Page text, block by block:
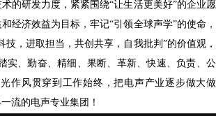
的研发力度，紧紧围绕“让生活更美好”的企业愿
经济效益为目标，牢记“引领全球声学”的使命，
技，进取担当，共创共享，自我批判”的价值观，
实、勤奋、精细、果断、革新、快速、负责、公
作风贯穿到工作始终，把电声产业逐步做大做
流的电声专业集团！